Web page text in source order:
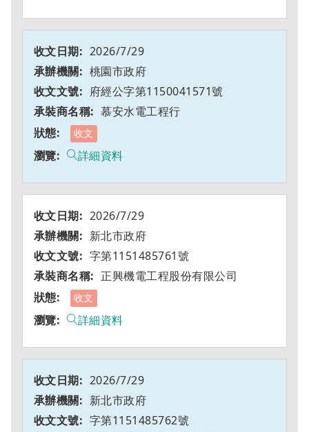
2026/7/29
桃園市政府
府經公字第1150041571號
慕安水電工程行
收文
詳細資料
2026/7/29
新北市政府
字第1151485761號
正興機電工程股份有限公司
收文
詳細資料
2026/7/29
新北市政府
字第1151485762號